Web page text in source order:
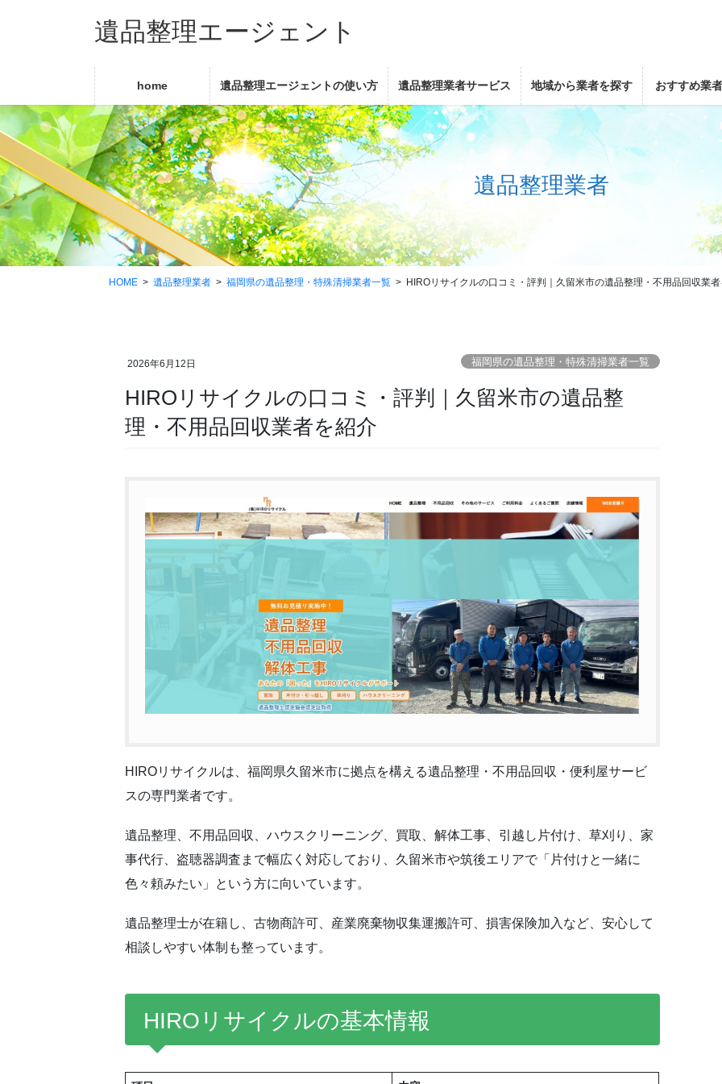
に
移
ョ
ン
移
動
遺品整理エージェント
home 遺品整理エージェントの使い方 遺品整理業者サービス 地域から業者を探す おすすめ業
遺品整理業者
HOME 遺品整理業者 福岡県の遺品整理・特殊清掃業者一覧 HIROリサイクルの口コミ・評判｜久留米市の遺品整理・不用品回収業
2026年6月12日 福岡県の遺品整理・特殊清掃業者一覧
HIROリサイクルの口コミ・評判｜久留米市の遺品整
理・不用品回収業者を紹介
HIROリサイクルは、福岡県久留米市に拠点を構える遺品整理・不用品回収・便利屋サービ
スの専門業者です。
遺品整理、不用品回収、ハウスクリーニング、買取、解体工事、引越し片付け、草刈り、家
事代行、盗聴器調査まで幅広く対応しており、久留米市や筑後エリアで「片付けと一緒に
色々頼みたい」という方に向いています。
遺品整理士が在籍し、古物商許可、産業廃棄物収集運搬許可、損害保険加入など、安心して
相談しやすい体制も整っています。
HIROリサイクルの基本情報